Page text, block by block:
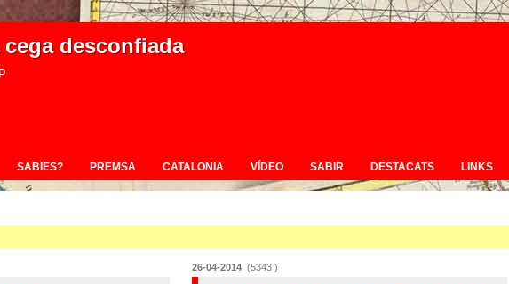
cega desconfiada
SABIES? PREMSA CATALONIA VÍDEO SABIR DESTACATS LINKS
26-04-2014 (5343 )